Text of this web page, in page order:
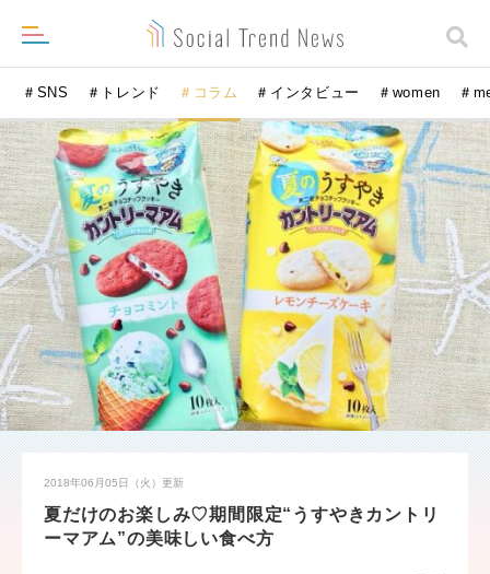
＃SNS ＃トレンド ＃コラム ＃インタビュー ＃women ＃
2018年06月05日（火） 更新
夏だけのお楽しみ♡期間限定“うすやきカントリ
ーマアム”の美味しい食べ方